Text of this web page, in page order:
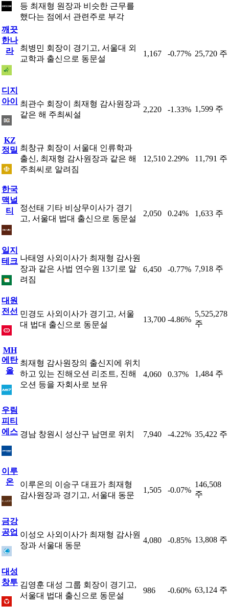
등 최재형 원장과 비슷한 근무를
했다는 점에서 관련주로 부각
깨끗
한나
라
최병민 회장이 경기고, 서울대 외
교학과 출신으로 동문설
1,167 -0.77% 25,720 주
디지
아이
최관수 회장이 최재형 감사원장과
같은 해 주최씨설
2,220 -1.33% 1,599 주
KZ
정밀 최창규 회장이 서울대 인류학과
출신, 최재형 감사원장과 같은 해
주최씨로 알려짐
12,510 2.29% 11,791 주
한국
맥널
티
정선태 기타 비상무이사가 경기
고, 서울대 법대 출신으로 동문설
2,050 0.24% 1,633 주
일지
테크 나태영 사외이사가 최재형 감사원
장과 같은 사법 연수원 13기로 알
려짐
6,450 -0.77% 7,918 주
대원
전선 민경도 사외이사가 경기고, 서울
대 법대 출신으로 동문설
13,700 -4.86%
5,525,278
주
MH
에탄
올
최재형 감사원장의 출신지에 위치
하고 있는 진해오션 리조트, 진해
오션 등을 자회사로 보유
4,060 0.37% 1,484 주
우림
피티
에스 경남 창원시 성산구 남면로 위치 7,940 -4.22% 35,422 주
이루
온
이루온의 이승구 대표가 최재형
감사원장과 경기고, 서울대 동문
1,505 -0.07%
146,508
주
금강
공업 이성오 사외이사가 최재형 감사원
장과 서울대 동문
4,080 -0.85% 13,808 주
대성
창투 김영훈 대성 그룹 회장이 경기고,
서울대 법대 출신으로 동문설
986 -0.60% 63,124 주